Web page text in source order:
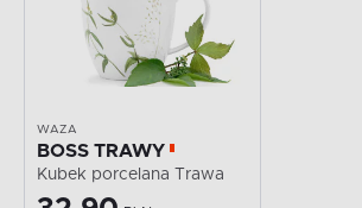
WAZA
BOSS TRAWY
Kubek porcelana Trawa